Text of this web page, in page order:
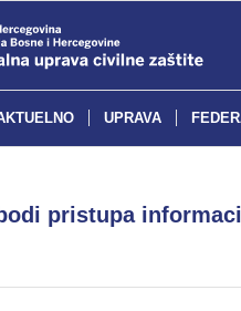
UPRAVA
pristupa